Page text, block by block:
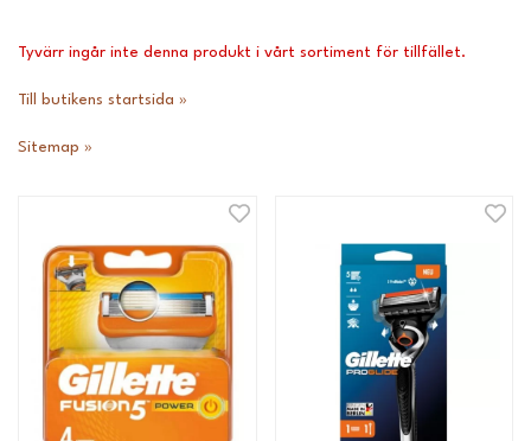
Tyvärr ingår inte denna produkt i vårt sortiment för tillfället.
Till butikens startsida »
Sitemap »